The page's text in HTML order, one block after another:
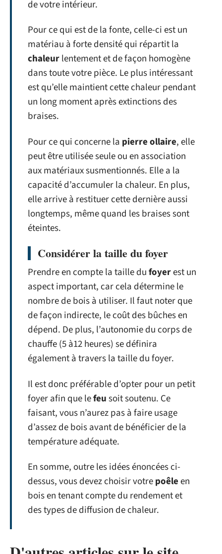
de votre intérieur.
Pour ce qui est de la fonte, celle-ci est un
matériau à forte densité qui répartit la
chaleurlentement et de façon homogène
dans toute votre pièce. Le plus intéressant
est qu’elle maintient cette chaleur pendant
un long moment après extinctions des
braises.
Pour ce qui concerne la pierre ollaire, elle
peut être utilisée seule ou en association
aux matériaux susmentionnés. Elle a la
capacité d’accumuler la chaleur. En plus,
elle arrive à restituer cette dernière aussi
longtemps, même quand les braises sont
éteintes.
Considérer la taille du foyer
Prendre en compte la taille dufoyerest un
aspect important, car cela détermine le
nombre de bois à utiliser. Il faut noter que
de façon indirecte, le coût des bûches en
dépend. De plus, l’autonomie du corps de
chauffe (5 à12 heures) se définira
également à travers la taille du foyer.
Il est donc préférable d’opter pour un petit
foyer afin que lefeusoit soutenu. Ce
faisant, vous n’aurez pas à faire usage
d’assez de bois avant de bénéficier de la
température adéquate.
En somme, outre les idées énoncées ci-
dessus, vous devez choisir votrepoêleen
bois en tenant compte du rendement et
des types de diffusion de chaleur.